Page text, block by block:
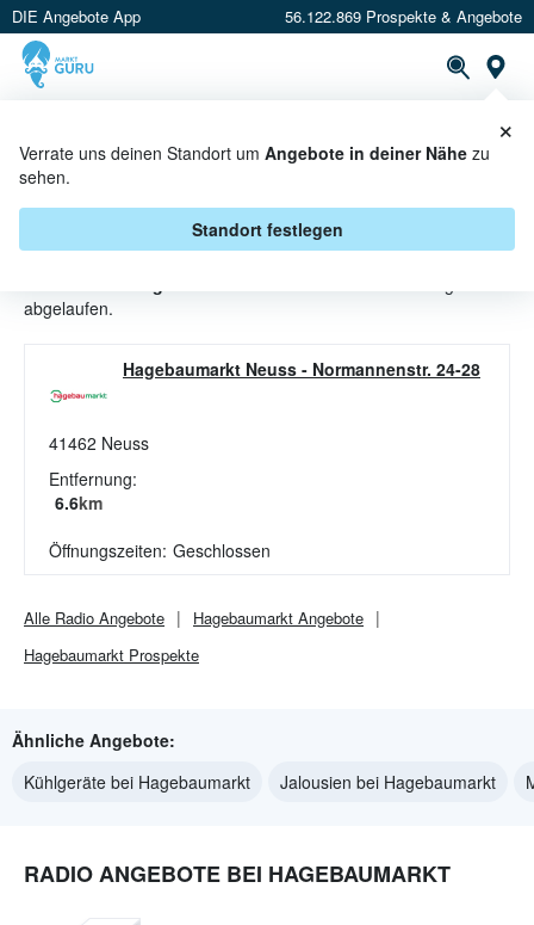
DIE Angebote App 56.122.869 Prospekte & Angebote
Verrate uns deinen Standort um Angebote in deiner Nähe zu
sehen.
Standort festlegen
×
RADIO ANGEBOTE & AKTIONEN
BEI HAGEBAUMARKT
abgelaufen.
Hagebaumarkt Neuss - Normannenstr. 24-28
41462 Neuss
Entfernung:
6.6km
Öffnungszeiten: Geschlossen
Alle Radio Angebote Hagebaumarkt Angebote
Hagebaumarkt Prospekte
Ähnliche Angebote:
Kühlgeräte bei Hagebaumarkt
Jalousien bei Hagebaumarkt
RADIO ANGEBOTE BEI HAGEBAUMARKT